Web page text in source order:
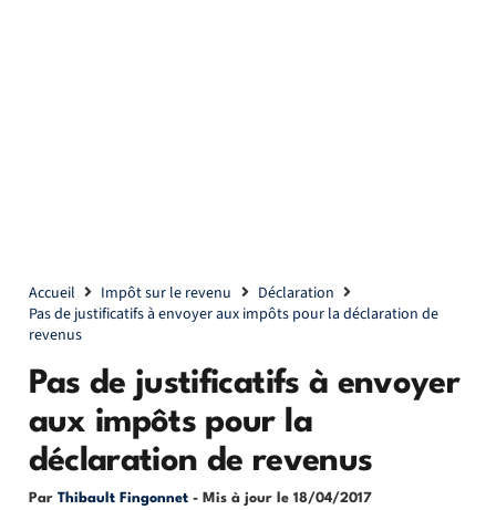
Accueil Impôt sur le revenu
Déclaration
Pas de justificatifs à envoyer aux impôts pour la déclaration de
revenus
Pas de justificatifs à envoyer
aux impôts pour la
déclaration de revenus
Par Thibault Fingonnet - Mis à jour le 18/04/2017